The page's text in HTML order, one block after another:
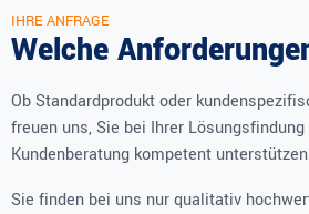
IHRE ANFRAGE
Welche
Ob Standardprodukt oder
freuen uns, Sie bei Ihrer
Kundenberatung kompetent
Sie finden bei uns nur qualitativ